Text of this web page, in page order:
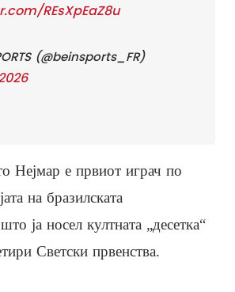
REsXpEaZ8u
(@beinsports_FR)
Нејмар е првиот играч по
на бразилската
ја носел култната „десетка“
Светски првенства.